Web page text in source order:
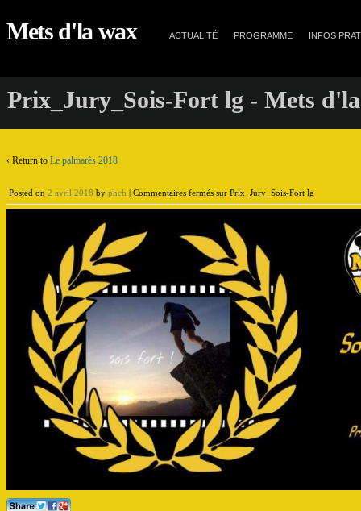
Mets d'la wax ACTUALITÉ PROGRAMME INFOS
Prix_Jury_Sois-Fort lg - Mets
‹ Return to Le palmarès 2018
Posted on 2 avril 2018 by phch | Commentaires fermés sur Prix_Jury_Sois-Fort lg